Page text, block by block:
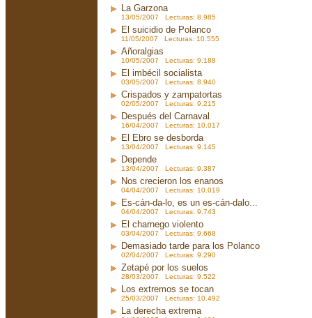
La Garzona
13/05/2007 Lecturas: 8.985
El suicidio de Polanco
11/05/2007 Lecturas: 10.555
Añoralgias
10/05/2007 Lecturas: 9.188
El imbécil socialista
03/05/2007 Lecturas: 8.940
Crispados y zampatortas
02/05/2007 Lecturas: 9.215
Después del Carnaval
16/04/2007 Lecturas: 10.017
El Ebro se desborda
13/04/2007 Lecturas: 9.145
Depende
13/04/2007 Lecturas: 9.387
Nos crecieron los enanos
04/04/2007 Lecturas: 10.019
Es-cán-da-lo, es un es-cán-dalo...
04/04/2007 Lecturas: 9.743
El charnego violento
03/04/2007 Lecturas: 9.668
Demasiado tarde para los Polanco
02/04/2007 Lecturas: 9.290
Zetapé por los suelos
28/03/2007 Lecturas: 9.522
Los extremos se tocan
25/03/2007 Lecturas: 10.492
La derecha extrema